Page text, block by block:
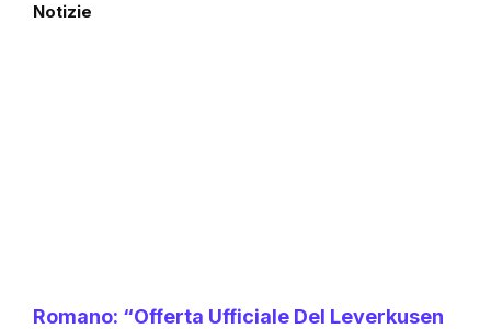
Notizie
Romano: “Offerta Ufficiale Del Leverkusen